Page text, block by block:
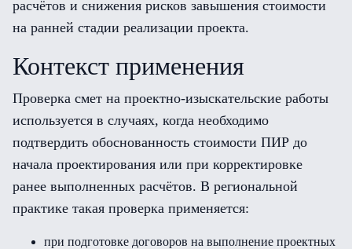
расчётов и снижения рисков завышения стоимости
на ранней стадии реализации проекта.
Контекст применения
Проверка смет на проектно-изыскательские работы
используется в случаях, когда необходимо
подтвердить обоснованность стоимости ПИР до
начала проектирования или при корректировке
ранее выполненных расчётов. В региональной
практике такая проверка применяется:
при подготовке договоров на выполнение проектных